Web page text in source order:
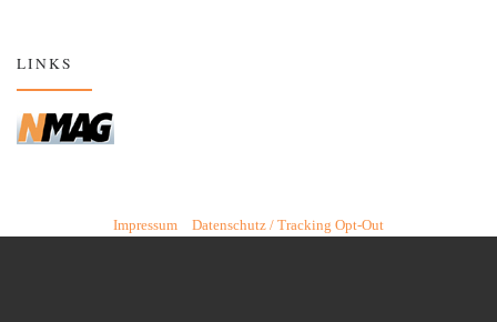
LINKS
Impressum Datenschutz / Tracking Opt-Out